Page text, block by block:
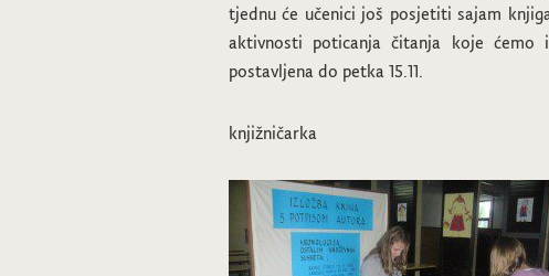
tjednu će učenici još posjetiti sajam
aktivnosti poticanja čitanja koje
postavljena do petka 15.11.
knjižničarka